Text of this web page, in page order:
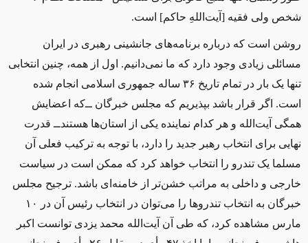
شخص ولی فقیه [آیت‌اللهِ حاکم] است.
روشن است که درباره برنامه‌های جانشینی رهبری در ایران
مسائلی زیادی وجود دارد که ما نمی‌دانیم. اول از همه، چنین انتخابی
تنها یک بار در تمام تاریخ ۳۶ ساله جمهوری اسلامی انجام شده
است. اگر قرار باشد بپذیریم که مجلس خبرگان ‌ــ‌که اعضایش
همگی آیت‌الله و هر کدام نماینده یکی از استان‌ها هستند‌ــ‌ قدرت
نهایی برای انتخاب رهبر جدید را دارد، با توجه به ترکیب فعلی آن
مسلما یک تندرو را انتخاب خواهد کرد که ممکن است در سیاست
خارجی و داخلی به مراتب خشن‌تر از خامنه‌ای باشد. ترجیح مجلس
خبرگان به انتخاب تندروها را می‌توان در انتخاب رئیس آن در ۱۰
مارس مشاهده کرد، که طی آن آیت‌الله محمد یزدی توانست اکبر